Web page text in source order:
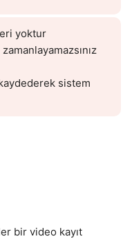
yoktur
sistem
bir video kayıt